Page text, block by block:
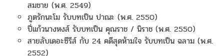
สมชาย (พ.ศ. 2549)
ภูตรักนะโม รับบทเป็น ปาณะ (พ.ศ. 2550)
ปี่แก้วนางหงส์ รับบทเป็น คุณราช / นิราช (พ.ศ. 2550)
สายลับเดอะซีรีส์ กับ 24 คดีสุดห้ามใจ รับบทเป็น ฉลาม (พ.ศ.
2552)